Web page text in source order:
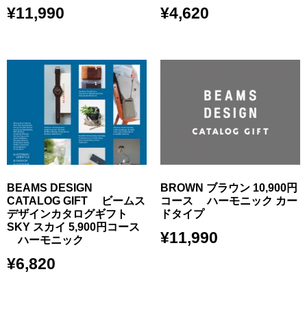
¥11,990 ¥4,620
BEAMS DESIGN
CATALOG GIFT ビームス
デザインカタログギフト
SKY スカイ 5,900円コース
ハーモニック
¥6,820
BROWN ブラウン 10,900円
コース ハーモニック カー
ドタイプ
¥11,990